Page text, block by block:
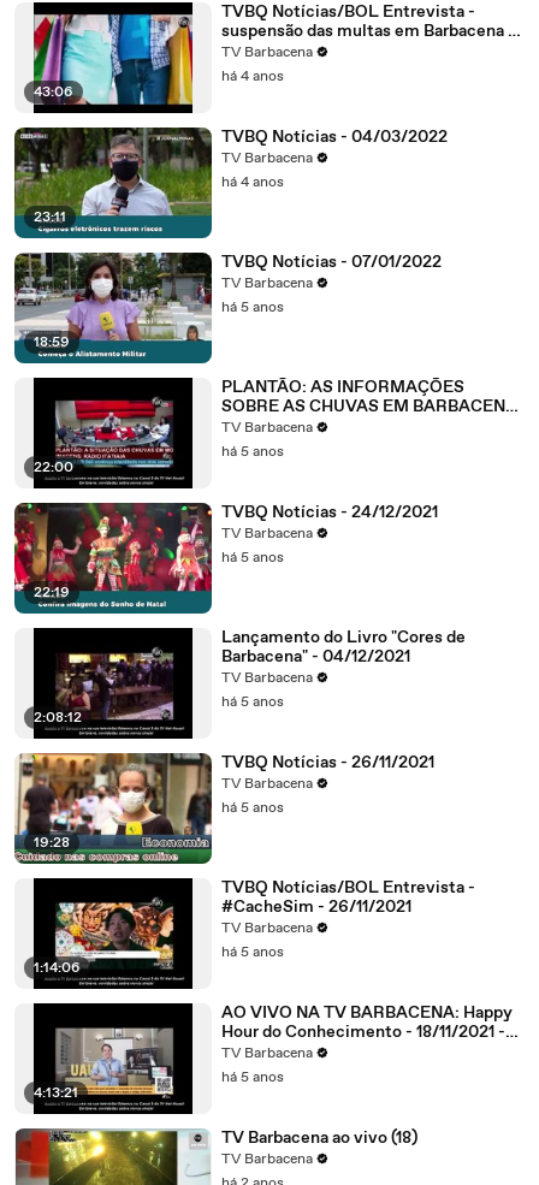
43:06
TVBQ Notícias/BOL Entrevista -
suspensão das multas em Barbacena -
11/03/2022
TV Barbacena
há 4 anos
23:11
TVBQ Notícias - 04/03/2022
TV Barbacena
há 4 anos
18:59
TVBQ Notícias - 07/01/2022
TV Barbacena
há 5 anos
22:00
PLANTÃO: AS INFORMAÇÕES
SOBRE AS CHUVAS EM BARBACENA
E EM MINAS GERAIS - 08/01/2022
TV Barbacena
há 5 anos
22:19
TVBQ Notícias - 24/12/2021
TV Barbacena
há 5 anos
2:08:12
Lançamento do Livro "Cores de
Barbacena" - 04/12/2021
TV Barbacena
há 5 anos
19:28
TVBQ Notícias - 26/11/2021
TV Barbacena
há 5 anos
1:14:06
TVBQ Notícias/BOL Entrevista -
#CacheSim - 26/11/2021
TV Barbacena
há 5 anos
4:13:21
AO VIVO NA TV BARBACENA: Happy
Hour do Conhecimento - 18/11/2021 -
#LigueNo2
TV Barbacena
há 5 anos
TV Barbacena ao vivo (18)
TV Barbacena